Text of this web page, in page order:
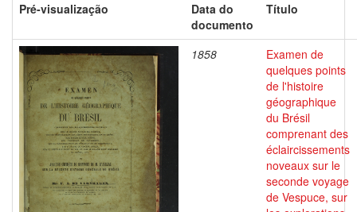
Pré-visualização
Data do
documento
Título
1858
Examen de
quelques points
de l'histoire
géographique
du Brésil
comprenant des
éclaircissements
noveaux sur le
seconde voyage
de Vespuce, sur